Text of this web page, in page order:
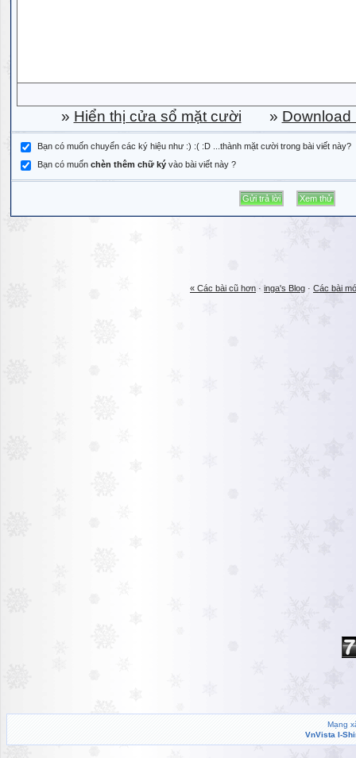
» Hiển thị cửa sổ mặt cười » Download
Bạn có muốn chuyển các ký hiệu như :) :( :D ...thành mặt cười trong bài viết này?
Bạn có muốn chèn thêm chữ ký vào bài viết này ?
« Các bài cũ hơn · inga's Blog · Các bài
Mạng
VnVista I-